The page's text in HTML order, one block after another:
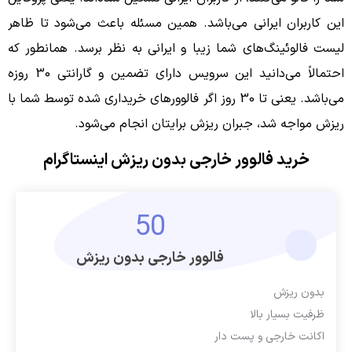
این کاربران ایرانی می‌باشد. همین مسئله باعث می‌شود تا ظاهر
لیست فالوئینگ‌های شما زیبا و ایرانی به نظر برسد. همانطور که
احتمالاً می‌دانید این سرویس دارای تضمین و گارانتی 30 روزه
می‌باشد. یعنی تا 30 روز اگر فالوورهای خریداری شده توسط شما با
ریزش مواجه شد، جبران ریزش برایتان انجام می‌شود.
خرید فالوور خارجی بدون ریزش اینستاگرام
50
فالوور خارجی بدون ریزش
بدون ریزش
ظرفیت بسیار بالا
اکانت خارجی و پست دار